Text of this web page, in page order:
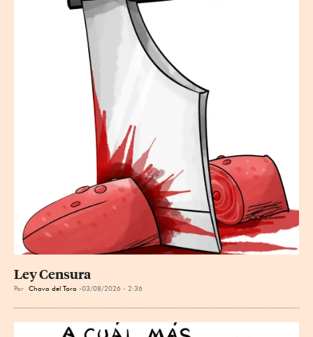
Ley Censura
Por Chavo del Toro 03/08/2026 - 2:36